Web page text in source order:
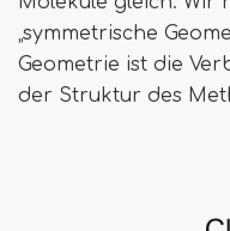
„symmetrische
Geometrie ist die
der Struktur des